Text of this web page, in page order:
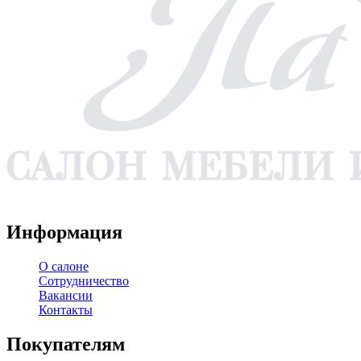
Информация
О салоне
Сотрудничество
Вакансии
Контакты
Покупателям